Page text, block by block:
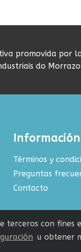
promovida por
do
Información
Términos y
Preguntas
Contacto
terceros con
u obtener